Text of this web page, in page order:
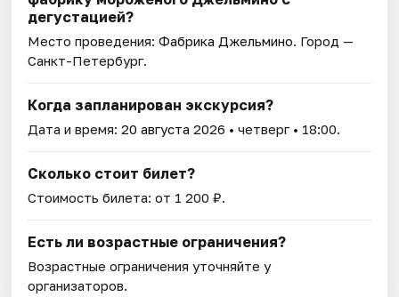
дегустацией?
Место проведения:Фабрика Джельмино. Город —
Санкт-Петербург.
Когда запланирован экскурсия?
Дата и время:20 августа 2026 • четверг • 18:00.
Сколько стоит билет?
Стоимость билета: от 1 200 ₽.
Есть ли возрастные ограничения?
Возрастные ограничения уточняйте у
организаторов.